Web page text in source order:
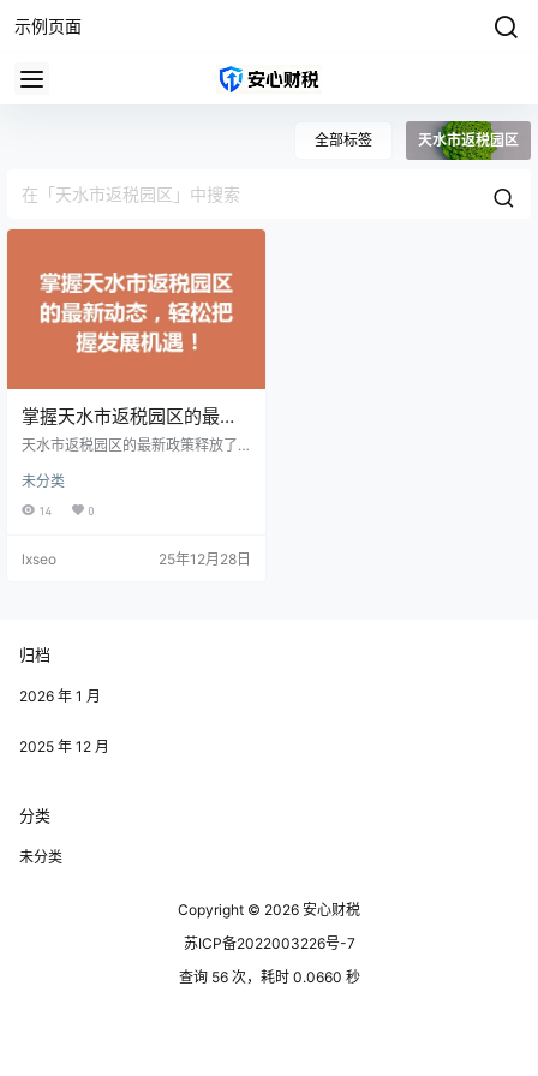
示例页面
全部标签 天水市返税园区
掌握天水市返税园区的最新
动态，轻松把握发展机遇！
天水市返税园区的最新政策释放了
理方宣布了一系列减税政策，以支
持初创企业和高新技术企业的发
在营造良好的商业环境和吸引更多
的运营效率。 园区内众多的服务配
为企业提…
未分类
14 0
lxseo 25年12月28日
归档
2026 年 1 月
2025 年 12 月
分类
未分类
Copyright © 2026 安心财税
苏ICP备2022003226号-7
查询 56 次，耗时 0.0660 秒